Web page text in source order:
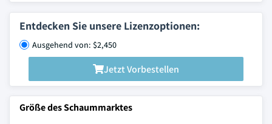
Entdecken Sie unsere Lizenzoptionen:
Ausgehend von: $2,450
Jetzt Vorbestellen
Größe des Schaummarktes